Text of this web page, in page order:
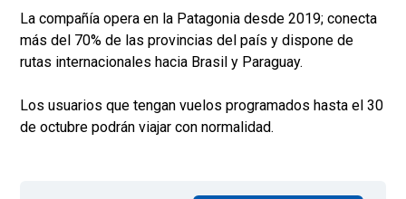
La compañía opera en la Patagonia desde 2019; conecta
más del 70% de las provincias del país y dispone de
rutas internacionales hacia Brasil y Paraguay.
Los usuarios que tengan vuelos programados hasta el 30
de octubre podrán viajar con normalidad.